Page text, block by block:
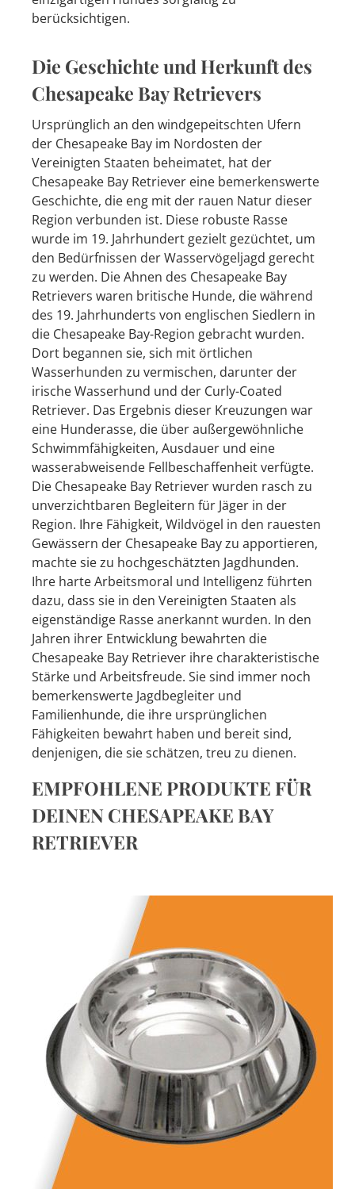
berücksichtigen.
Die Geschichte und Herkunft des
Chesapeake Bay Retrievers
Ursprünglich an den windgepeitschten Ufern
der Chesapeake Bay im Nordosten der
Vereinigten Staaten beheimatet, hat der
Chesapeake Bay Retriever eine bemerkenswerte
Geschichte, die eng mit der rauen Natur dieser
Region verbunden ist. Diese robuste Rasse
wurde im 19. Jahrhundert gezielt gezüchtet, um
den Bedürfnissen der Wasservögeljagd gerecht
zu werden. Die Ahnen des Chesapeake Bay
Retrievers waren britische Hunde, die während
des 19. Jahrhunderts von englischen Siedlern in
die Chesapeake Bay-Region gebracht wurden.
Dort begannen sie, sich mit örtlichen
Wasserhunden zu vermischen, darunter der
irische Wasserhund und der Curly-Coated
Retriever. Das Ergebnis dieser Kreuzungen war
eine Hunderasse, die über außergewöhnliche
Schwimmfähigkeiten, Ausdauer und eine
wasserabweisende Fellbeschaffenheit verfügte.
Die Chesapeake Bay Retriever wurden rasch zu
unverzichtbaren Begleitern für Jäger in der
Region. Ihre Fähigkeit, Wildvögel in den rauesten
Gewässern der Chesapeake Bay zu apportieren,
machte sie zu hochgeschätzten Jagdhunden.
Ihre harte Arbeitsmoral und Intelligenz führten
dazu, dass sie in den Vereinigten Staaten als
eigenständige Rasse anerkannt wurden. In den
Jahren ihrer Entwicklung bewahrten die
Chesapeake Bay Retriever ihre charakteristische
Stärke und Arbeitsfreude. Sie sind immer noch
bemerkenswerte Jagdbegleiter und
Familienhunde, die ihre ursprünglichen
Fähigkeiten bewahrt haben und bereit sind,
denjenigen, die sie schätzen, treu zu dienen.
EMPFOHLENE PRODUKTE FÜR
DEINEN CHESAPEAKE BAY
RETRIEVER